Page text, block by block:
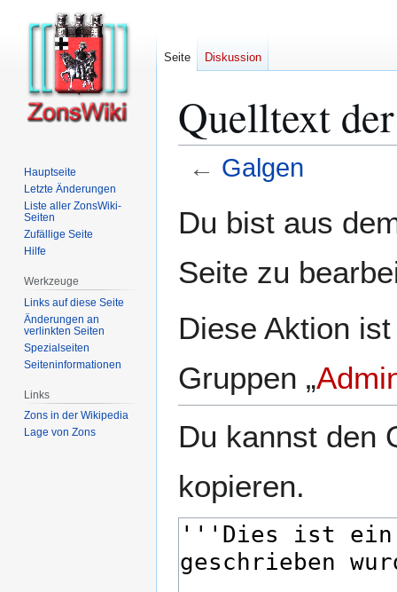
Quelltext
← Galgen
Navigation
Suche
Du bist aus
Seite zu
Diese Aktion
Gruppen „
Du kannst den
kopieren.
Seite Diskussion
Hauptseite
Letzte Änderungen
Liste aller ZonsWiki-
Seiten
Zufällige Seite
Hilfe
Werkzeuge
Links auf diese Seite
Änderungen an
verlinkten Seiten
Spezialseiten
Seiten­­informationen
Links
Zons in der Wikipedia
Lage von Zons